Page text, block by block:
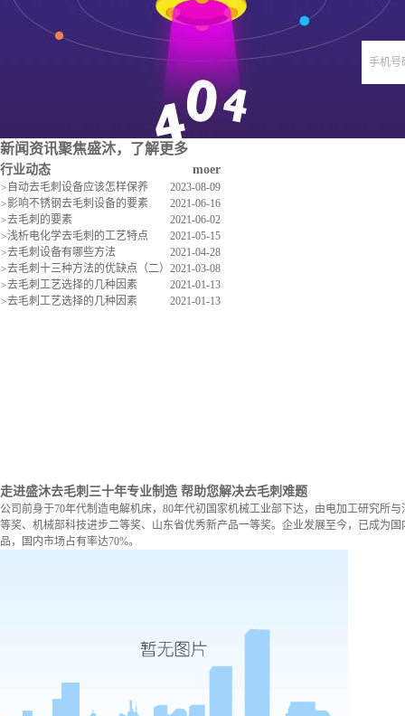
手机号
新闻资讯聚焦盛沐，了解更多
moer
行业动态
2023-08-09
> 自动去毛刺设备应该怎样保养
2021-06-16
>影响不锈钢去毛刺设备的要素
2021-06-02
>去毛刺的要素
2021-05-15
>浅析电化学去毛刺的工艺特点
2021-04-28
>去毛刺设备有哪些方法
2021-03-08
>去毛刺十三种方法的优缺点（二）
2021-01-13
>去毛刺工艺选择的几种因素
2021-01-13
>去毛刺工艺选择的几种因素
走进盛沐去毛刺 三十年专业制造 帮助您解决去毛刺难题
公司前身于70年代制造电解机床，80年代初国家机械工业部下达，由电加工研究所
等奖、机械部科技进步二等奖、山东省优秀新产品一等奖。企业发展至今，已成为
品，国内市场占有率达70%。